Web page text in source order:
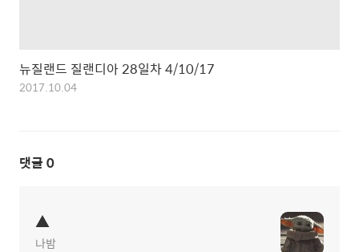
뉴질랜드 질랜디아 28일차 4/10/17
2017.10.04
댓글 0
▲
나밤